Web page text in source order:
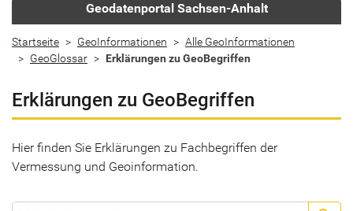
Geodatenportal Sachsen-Anhalt
Startseite GeoInformationen
Alle GeoInformationen
GeoGlossar
Erklärungen zu GeoBegriffen
Erklärungen zu GeoBegriffen
Hier finden Sie Erklärungen zu Fachbegriffen der
Vermessung und Geoinformation.